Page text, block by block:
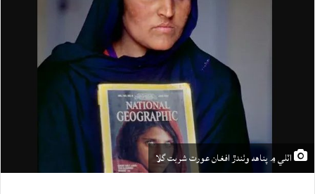
اٽلي ۾ پناهه وٺندڙ افغان عورت شربت گلا